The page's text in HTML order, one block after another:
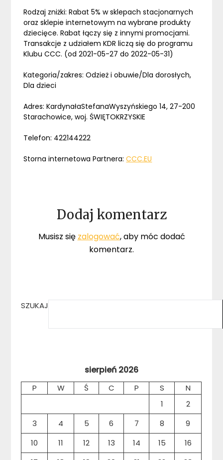
Rodzaj zniżki: Rabat 5% w sklepach stacjonarnych
oraz sklepie internetowym na wybrane produkty
dziecięce. Rabat łączy się z innymi promocjami.
Transakcje z udziałem KDR liczą się do programu
Klubu CCC. (od 2021-05-27 do 2022-05-31)
Kategoria/zakres: Odzież i obuwie/Dla dorosłych,
Dla dzieci
Adres: KardynałaStefanaWyszyńskiego 14, 27-200
Starachowice, woj. ŚWIĘTOKRZYSKIE
Telefon: 422144222
Storna internetowa Partnera:CCC.EU
Dodaj komentarz
Musisz się zalogować, aby móc dodać
komentarz.
SZUKAJ
sierpień 2026
P W Ś C P S
N
1
2
3
4 5 6 7 8
9
10
11 12 13 14 15
16